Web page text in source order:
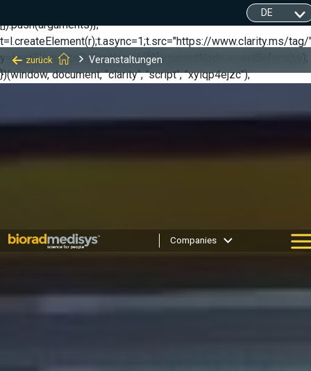
(function(c,l,a,r,i,t,y){ c[a]=c[a]||function(){(c[a].q=c[a].q||
[]).push(arguments)};
t=l.createElement(r);t.async=1;t.src="https://www.clarity.ms/tag/
y=l.getElementsByTagName(r)[0];y.parentNode.insertBefore(t,y);
})(window, document, "clarity", "script", "xyiqp4ejzc");
Companies
zurück Veranstaltungen